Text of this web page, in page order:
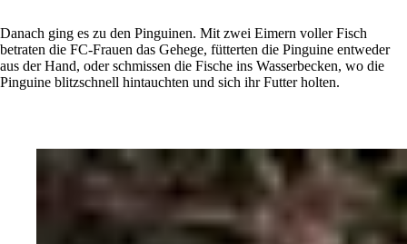
Danach ging es zu den Pinguinen. Mit zwei Eimern voller Fisch
betraten die FC-Frauen das Gehege, fütterten die Pinguine entweder
aus der Hand, oder schmissen die Fische ins Wasserbecken, wo die
Pinguine blitzschnell hintauchten und sich ihr Futter holten.